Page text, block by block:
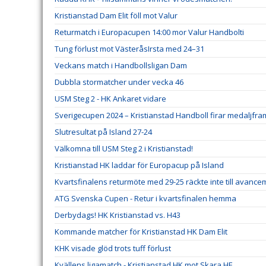
Kristianstad Dam Elit föll mot Valur
Returmatch i Europacupen 14:00 mor Valur Handbolti
Tung förlust mot VästeråsIrsta med 24–31
Veckans match i Handbollsligan Dam
Dubbla stormatcher under vecka 46
USM Steg 2 - HK Ankaret vidare
Sverigecupen 2024 – Kristianstad Handboll firar
Slutresultat på Island 27-24
Välkomna till USM Steg 2 i Kristianstad!
Kristianstad HK laddar för Europacup på Island
Kvartsfinalens returmöte med 29-25 räckte inte till
ATG Svenska Cupen - Retur i kvartsfinalen hemma
Derbydags! HK Kristianstad vs. H43
Kommande matcher för Kristianstad HK Dam Elit
KHK visade glöd trots tuff förlust